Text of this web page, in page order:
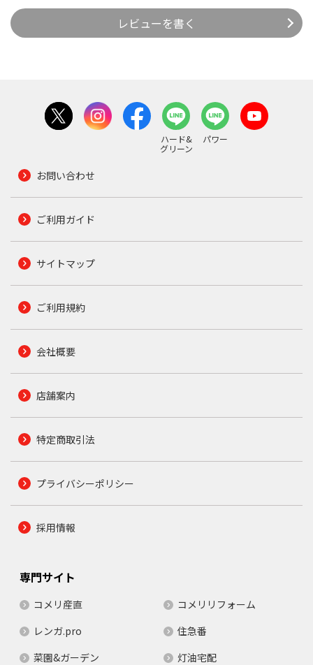
レビューを書く
ハード&
グリーン
パワー
お問い合わせ
ご利用ガイド
サイトマップ
ご利用規約
会社概要
店舗案内
特定商取引法
プライバシーポリシー
採用情報
専門サイト
コメリ産直
コメリリフォーム
レンガ.pro
住急番
菜園&ガーデン
灯油宅配